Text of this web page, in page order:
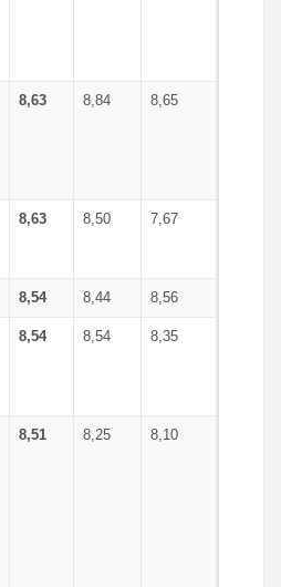
8,63 8,84 8,65
8,63 8,50 7,67
8,54 8,44 8,56
8,54 8,54 8,35
8,51 8,25 8,10